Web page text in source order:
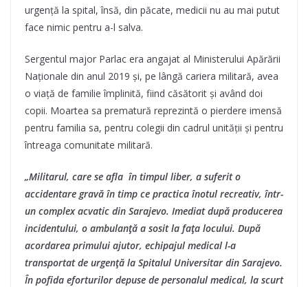
urgență la spital, însă, din păcate, medicii nu au mai putut
face nimic pentru a-l salva.
Sergentul major Parlac era angajat al Ministerului Apărării
Naționale din anul 2019 și, pe lângă cariera militară, avea
o viață de familie împlinită, fiind căsătorit și având doi
copii. Moartea sa prematură reprezintă o pierdere imensă
pentru familia sa, pentru colegii din cadrul unității și pentru
întreaga comunitate militară.
„Militarul, care se afla în timpul liber, a suferit o
accidentare gravă în timp ce practica înotul recreativ, într-
un complex acvatic din Sarajevo. Imediat după producerea
incidentului, o ambulanță a sosit la fața locului. După
acordarea primului ajutor, echipajul medical l-a
transportat de urgență la Spitalul Universitar din Sarajevo.
În pofida eforturilor depuse de personalul medical, la scurt